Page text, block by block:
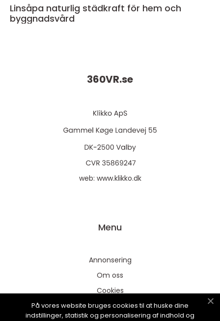
Linsåpa naturlig städkraft för hem och
byggnadsvård
360VR.se
web: www.klikko.dk
Menu
Annonsering
Om oss
Cookies
Kontakta oss
På vores website bruges cookies til at huske dine
indstillinger, statistik og personalisering af indhold og